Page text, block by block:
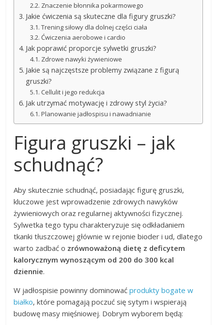
Znaczenie błonnika pokarmowego
Jakie ćwiczenia są skuteczne dla figury gruszki?
Trening siłowy dla dolnej części ciała
Ćwiczenia aerobowe i cardio
Jak poprawić proporcje sylwetki gruszki?
Zdrowe nawyki żywieniowe
Jakie są najczęstsze problemy związane z figurą
gruszki?
Cellulit i jego redukcja
Jak utrzymać motywację i zdrowy styl życia?
Planowanie jadłospisu i nawadnianie
Figura gruszki – jak
schudnąć?
Aby skutecznie schudnąć, posiadając figurę gruszki,
kluczowe jest wprowadzenie zdrowych nawyków
żywieniowych oraz regularnej aktywności fizycznej.
Sylwetka tego typu charakteryzuje się odkładaniem
tkanki tłuszczowej głównie w rejonie bioder i ud, dlatego
warto zadbać o zrównoważoną dietę z deficytem
kalorycznym wynoszącym od 200 do 300 kcal
dziennie.
W jadłospisie powinny dominowaćprodukty bogate w
białko, które pomagają poczuć się sytym i wspierają
budowę masy mięśniowej. Dobrym wyborem będą: